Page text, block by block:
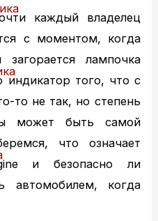
каждый владелец
с моментом, когда
лампочка
индикатор того, что с
то не так, но степень
может быть самой
что означает
и безопасно ли
автомобилем, когда